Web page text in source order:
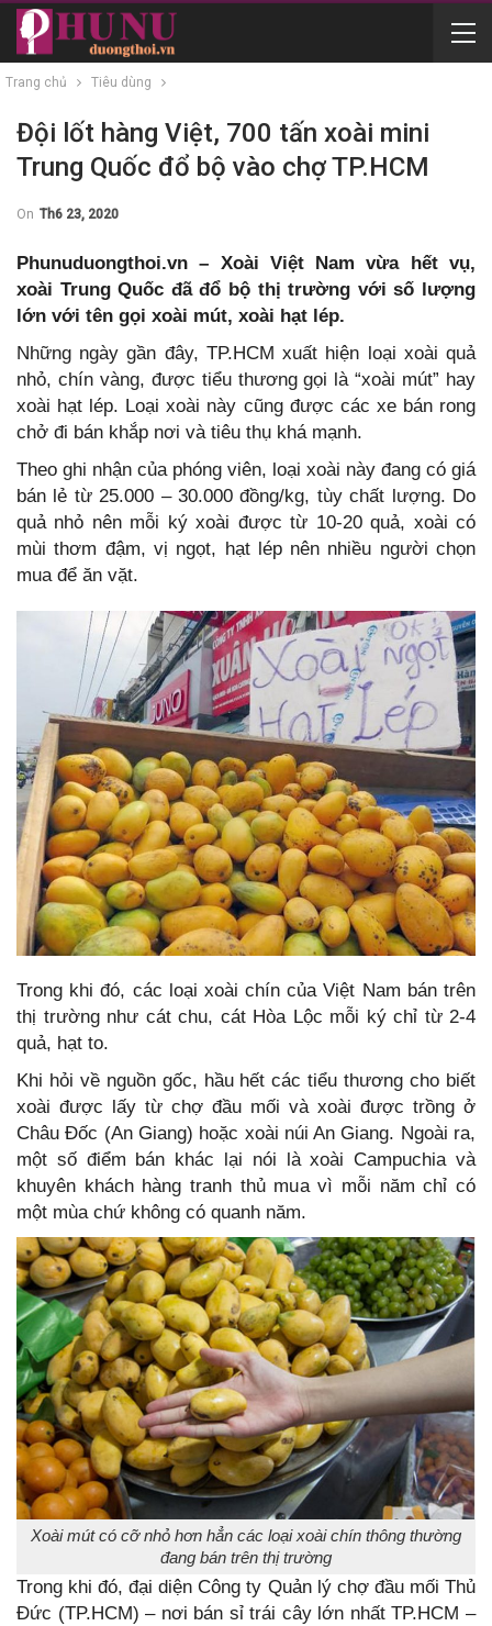
Trang chủ Tiêu dùng
Đội lốt hàng Việt, 700 tấn xoài mini
Trung Quốc đổ bộ vào chợ TP.HCM
On Th6 23, 2020
Phunuduongthoi.vn – Xoài Việt Nam vừa hết vụ,
xoài Trung Quốc đã đổ bộ thị trường với số lượng
lớn với tên gọi xoài mút, xoài hạt lép.
Những ngày gần đây, TP.HCM xuất hiện loại xoài quả
nhỏ, chín vàng, được tiểu thương gọi là “xoài mút” hay
xoài hạt lép. Loại xoài này cũng được các xe bán rong
chở đi bán khắp nơi và tiêu thụ khá mạnh.
Theo ghi nhận của phóng viên, loại xoài này đang có giá
bán lẻ từ 25.000 – 30.000 đồng/kg, tùy chất lượng. Do
quả nhỏ nên mỗi ký xoài được từ 10-20 quả, xoài có
mùi thơm đậm, vị ngọt, hạt lép nên nhiều người chọn
mua để ăn vặt.
Trong khi đó, các loại xoài chín của Việt Nam bán trên
thị trường như cát chu, cát Hòa Lộc mỗi ký chỉ từ 2-4
quả, hạt to.
Khi hỏi về nguồn gốc, hầu hết các tiểu thương cho biết
xoài được lấy từ chợ đầu mối và xoài được trồng ở
Châu Đốc (An Giang) hoặc xoài núi An Giang. Ngoài ra,
một số điểm bán khác lại nói là xoài Campuchia và
khuyên khách hàng tranh thủ mua vì mỗi năm chỉ có
một mùa chứ không có quanh năm.
Xoài mút có cỡ nhỏ hơn hẳn các loại xoài chín thông thường
đang bán trên thị trường
Trong khi đó, đại diện Công ty Quản lý chợ đầu mối Thủ
Đức (TP.HCM) – nơi bán sỉ trái cây lớn nhất TP.HCM –